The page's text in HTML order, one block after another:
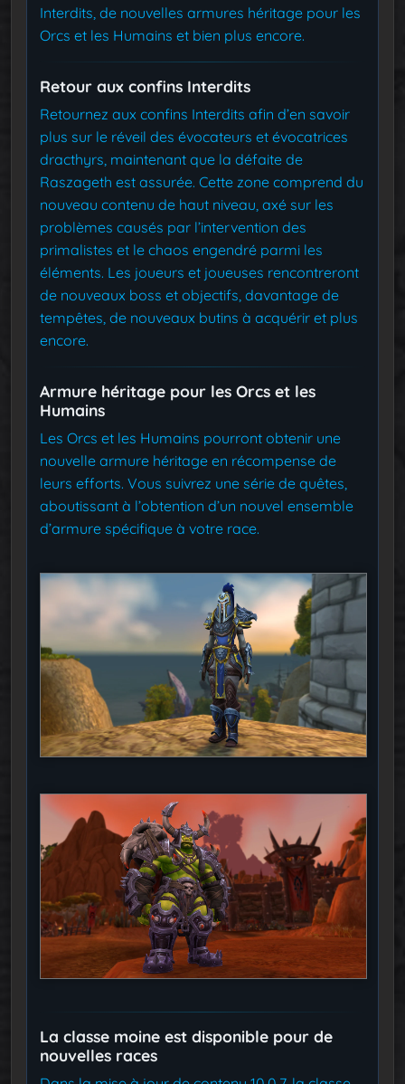
Interdits, de nouvelles armures héritage pour les
Orcs et les Humains et bien plus encore.
Retour aux confins Interdits
Retournez aux confins Interdits afin d’en savoir
plus sur le réveil des évocateurs et évocatrices
dracthyrs, maintenant que la défaite de
Raszageth est assurée. Cette zone comprend du
nouveau contenu de haut niveau, axé sur les
problèmes causés par l’intervention des
primalistes et le chaos engendré parmi les
éléments. Les joueurs et joueuses rencontreront
de nouveaux boss et objectifs, davantage de
tempêtes, de nouveaux butins à acquérir et plus
encore.
Armure héritage pour les Orcs et les
Humains
Les Orcs et les Humains pourront obtenir une
nouvelle armure héritage en récompense de
leurs efforts. Vous suivrez une série de quêtes,
aboutissant à l’obtention d’un nouvel ensemble
d’armure spécifique à votre race.
La classe moine est disponible pour de
nouvelles races